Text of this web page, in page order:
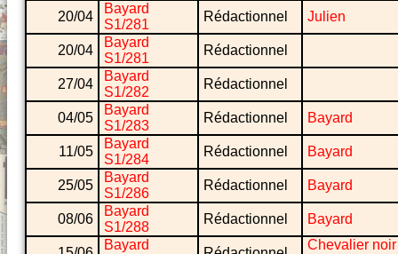
20/04
Bayard
S1/281
Rédactionnel Julien
20/04
Bayard
S1/281
Rédactionnel
27/04
Bayard
S1/282
Rédactionnel
04/05
Bayard
S1/283
Rédactionnel Bayard
11/05
Bayard
S1/284
Rédactionnel Bayard
25/05
Bayard
S1/286
Rédactionnel Bayard
08/06
Bayard
S1/288
Rédactionnel Bayard
Bayard
Chevalier